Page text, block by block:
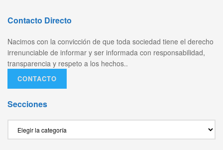
Contacto Directo
Nacimos con la convicción de que toda sociedad tiene el derecho
irrenunciable de informar y ser informada con responsabilidad,
transparencia y respeto a los hechos..
CONTACTO
Secciones